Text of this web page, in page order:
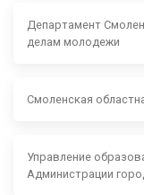
Департамент
делам молодежи
Смоленская
Управление
Администрации